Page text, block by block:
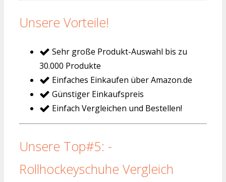
Unsere Vorteile!
Sehr große Produkt-Auswahl bis zu
30.000 Produkte
Einfaches Einkaufen über Amazon.de
Günstiger Einkaufspreis
Einfach Vergleichen und Bestellen!
Unsere Top#5: -
Rollhockeyschuhe Vergleich